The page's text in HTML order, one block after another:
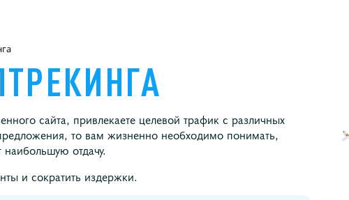
сайта, привлекаете целевой трафик с различных
то вам жизненно необходимо понимать,
отдачу.
и сократить издержки.